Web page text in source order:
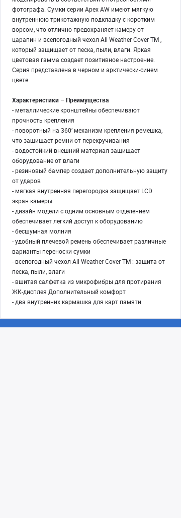
фотографа. Сумки серии Apex AW имеют мягкую
внутреннюю трикотажную подкладку с коротким
ворсом, что отлично предохраняет камеру от
царапин и всепогодный чехол All Weather Cover TM ,
который защищает от песка, пыли, влаги. Яркая
цветовая гамма создает позитивное настроение.
Серия представлена в черном и арктически-синем
цвете.
Характеристики – Преимущества
- металлические кронштейны обеспечивают
прочность крепления
- поворотный на 360’ механизм крепления ремешка,
что защищает ремни от перекручивания
- водостойкий внешний материал защищает
оборудование от влаги
- резиновый бампер создает дополнительную защиту
от ударов
- мягкая внутренняя перегородка защищает LCD
экран камеры
- дизайн модели с одним основным отделением
обеспечивает легкий доступ к оборудованию
- бесшумная молния
- удобный плечевой ремень обеспечивает различные
варианты переноски сумки
- всепогодный чехол All Weather Cover TM : защита от
песка, пыли, влаги
- вшитая салфетка из микрофибры для протирания
ЖК-дисплея Дополнительный комфорт
- два внутренних кармашка для карт памяти